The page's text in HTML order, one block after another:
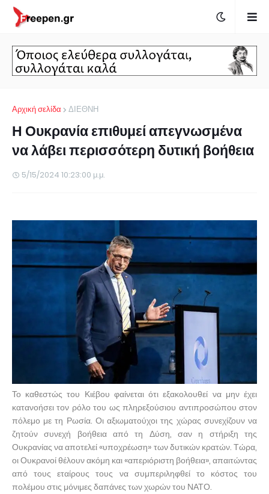
Αρχική σελίδα ΔΙΕΘΝΗ
Η Ουκρανία επιθυμεί απεγνωσμένα
να λάβει περισσότερη δυτική βοήθεια
5/15/2024 10:23:00 μ.μ.
Το καθεστώς του Κιέβου φαίνεται ότι εξακολουθεί να μην έχει
κατανοήσει τον ρόλο του ως πληρεξούσιου αντιπροσώπου στον
πόλεμο με τη Ρωσία. Οι αξιωματούχοι της χώρας συνεχίζουν να
ζητούν συνεχή βοήθεια από τη Δύση, σαν η στήριξη της
Ουκρανίας να αποτελεί «υποχρέωση» των δυτικών κρατών. Τώρα,
οι Ουκρανοί θέλουν ακόμη και «απεριόριστη βοήθεια», απαιτώντας
από τους εταίρους τους να συμπεριληφθεί το κόστος του
πολέμου στις μόνιμες δαπάνες των χωρών του ΝΑΤΟ.